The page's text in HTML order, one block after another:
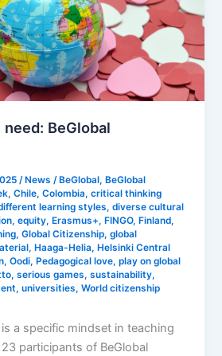
BeGlobal
/ News / BeGlobal, BeGlobal
,Chile,Colombia,critical thinking
learning styles,diverse cultural
,equity, Erasmus+, FINGO, Finland,
,Global Citizenship,global
, Haaga-Helia, Helsinki Central
,Oodi, Pedagogical love,play on global
,serious games,sustainability,
,universities,World citizenship
a specific mindset in teaching
participants of BeGlobal